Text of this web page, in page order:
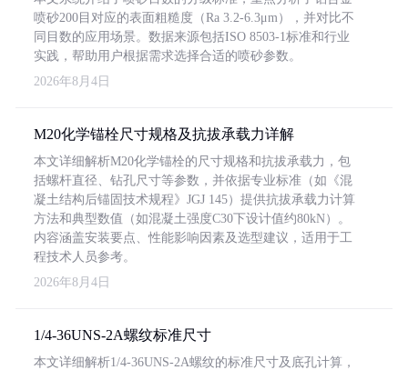
喷砂200目对应的表面粗糙度（Ra 3.2-6.3μm），并对比不
同目数的应用场景。数据来源包括ISO 8503-1标准和行业
实践，帮助用户根据需求选择合适的喷砂参数。
2026年8月4日
M20化学锚栓尺寸规格及抗拔承载力详解
本文详细解析M20化学锚栓的尺寸规格和抗拔承载力，包
括螺杆直径、钻孔尺寸等参数，并依据专业标准（如《混
凝土结构后锚固技术规程》JGJ 145）提供抗拔承载力计算
方法和典型数值（如混凝土强度C30下设计值约80kN）。
内容涵盖安装要点、性能影响因素及选型建议，适用于工
程技术人员参考。
2026年8月4日
1/4-36UNS-2A螺纹标准尺寸
本文详细解析1/4-36UNS-2A螺纹的标准尺寸及底孔计算，